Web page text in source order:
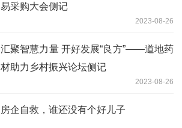
易采购大会侧记
2023-08-26
汇聚智慧力量 开好发展“良方”——道地药
材助力乡村振兴论坛侧记
2023-08-26
房企自救，谁还没有个好儿子